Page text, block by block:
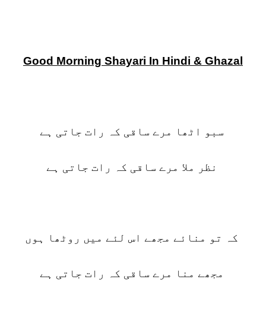
Good Morning Shayari In Hindi & Ghazal